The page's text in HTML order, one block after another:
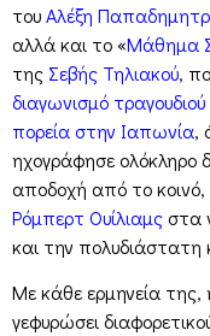
τουΑλέξη
αλλά και το «Μάθημα
της Σεβής Τηλιακού,
διαγωνισμό
πορεία στην Ιαπωνία,
ηχογράφησε ολόκληρο
αποδοχή από το
Ρόμπερτ Ουίλιαμςστα
και την πολυδιάστατη
Με κάθε ερμηνεία
γεφυρώσει